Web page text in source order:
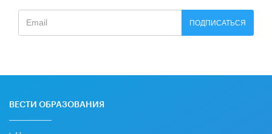
ПОДПИСАТЬСЯ
ВЕСТИ ОБРАЗОВАНИЯ